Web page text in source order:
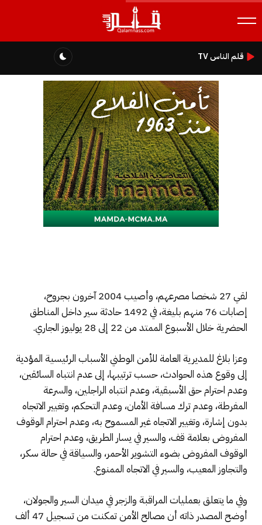
قلم الناس TV
لقي 27 شخصا مصرعهم، وأصيب 2004 آخرون بجروح،
إصابات 76 منهم بليغة، في 1492 حادثة سير داخل المناطق
الحضرية خلال الأسبوع الممتد من 22 إلى 28 يوليوز الجاري.
وعزا بلاغ للمديرية العامة للأمن الوطني الأسباب الرئيسية المؤدية
إلى وقوع هذه الحوادث، حسب ترتيبها، إلى عدم انتباه السائقين،
وعدم احترام حق الأسبقية، وعدم انتباه الراجلين، والسرعة
المفرطة، وعدم ترك مسافة الأمان، وعدم التحكم، وتغيير الاتجاه
بدون إشارة، وتغيير الاتجاه غير المسموح به، وعدم احترام الوقوف
المفروض بعلامة قف، والسير في يسار الطريق، وعدم احترام
الوقوف المفروض بضوء التشوير الأحمر، والسياقة في حالة سكر،
والتجاوز المعيب، والسير في الاتجاه الممنوع.
وفي ما يتعلق بعمليات المراقبة والزجر في ميدان السير والجولان،
أوضح المصدر ذاته أن مصالح الأمن تمكنت من تسجيل 47 ألف